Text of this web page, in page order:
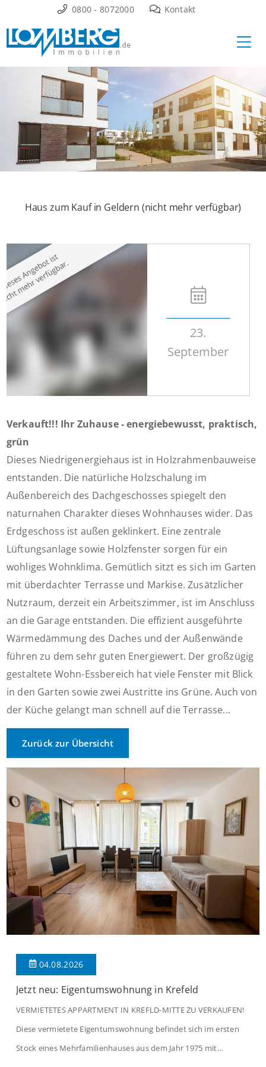
Inhalt
springen
0800 - 8072000 Kontakt
Haus zum Kauf in Geldern (nicht mehr verfügbar)
23.
September
Verkauft!!! Ihr Zuhause - energiebewusst, praktisch,
grün
Dieses Niedrigenergiehaus ist in Holzrahmenbauweise
entstanden. Die natürliche Holzschalung im
Außenbereich des Dachgeschosses spiegelt den
naturnahen Charakter dieses Wohnhauses wider. Das
Erdgeschoss ist außen geklinkert. Eine zentrale
Lüftungsanlage sowie Holzfenster sorgen für ein
wohliges Wohnklima. Gemütlich sitzt es sich im Garten
mit überdachter Terrasse und Markise. Zusätzlicher
Nutzraum, derzeit ein Arbeitszimmer, ist im Anschluss
an die Garage entstanden. Die effizient ausgeführte
Wärmedämmung des Daches und der Außenwände
führen zu dem sehr guten Energiewert. Der großzügig
gestaltete Wohn-Essbereich hat viele Fenster mit Blick
in den Garten sowie zwei Austritte ins Grüne. Auch von
der Küche gelangt man schnell auf die Terrasse...
Zurück zur Übersicht
04.08.2026
Jetzt neu: Eigentumswohnung in Krefeld
VERMIETETES APPARTMENT IN KREFLD-MITTE ZU VERKAUFEN!
Diese vermietete Eigentumswohnung befindet sich im ersten
Stock eines Mehrfamilienhauses aus dem Jahr 1975 mit